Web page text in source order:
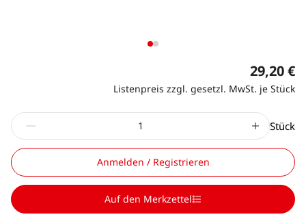
29,20 €
Listenpreis zzgl. gesetzl. MwSt. je Stück
Stück
Anmelden / Registrieren
Auf den Merkzettel